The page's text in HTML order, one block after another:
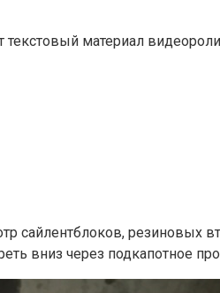
материал
сайлентблоков, резиновых
вниз через подкапотное